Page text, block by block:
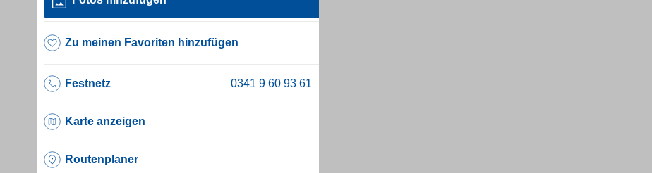
Zu meinen Favoriten hinzufügen
Festnetz
Karte anzeigen
Routenplaner